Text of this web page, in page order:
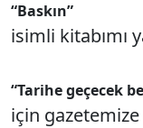
“Baskın”
isimli kitabımı
“Tarihe geçecek
için